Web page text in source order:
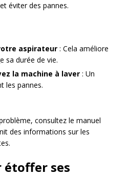
éviter des pannes.
aspirateur : Cela améliore
sa durée de vie.
la machine à laver : Un
les pannes.
consultez le manuel
des informations sur les
étoffer ses